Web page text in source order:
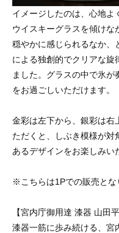
イメージしたのは、心地よ
ウイスキーグラスを傾けな
穏やかに感じられるなか、
による独創的でクリアな旋
ました。グラスの中で氷が
をお過ごしいただけます。
金彩は左下から、銀彩は右
ただくと、しぶき模様が対
あるデザインをお楽しみい
※こちらは1Pでの販売とな
【宮内庁御用達 漆器 山田平
漆器一筋に歩み続ける、宮